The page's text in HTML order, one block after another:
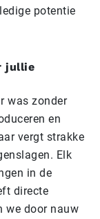
potentie
jullie
was zonder
en
vergt strakke
Elk
in de
directe
we door nauw